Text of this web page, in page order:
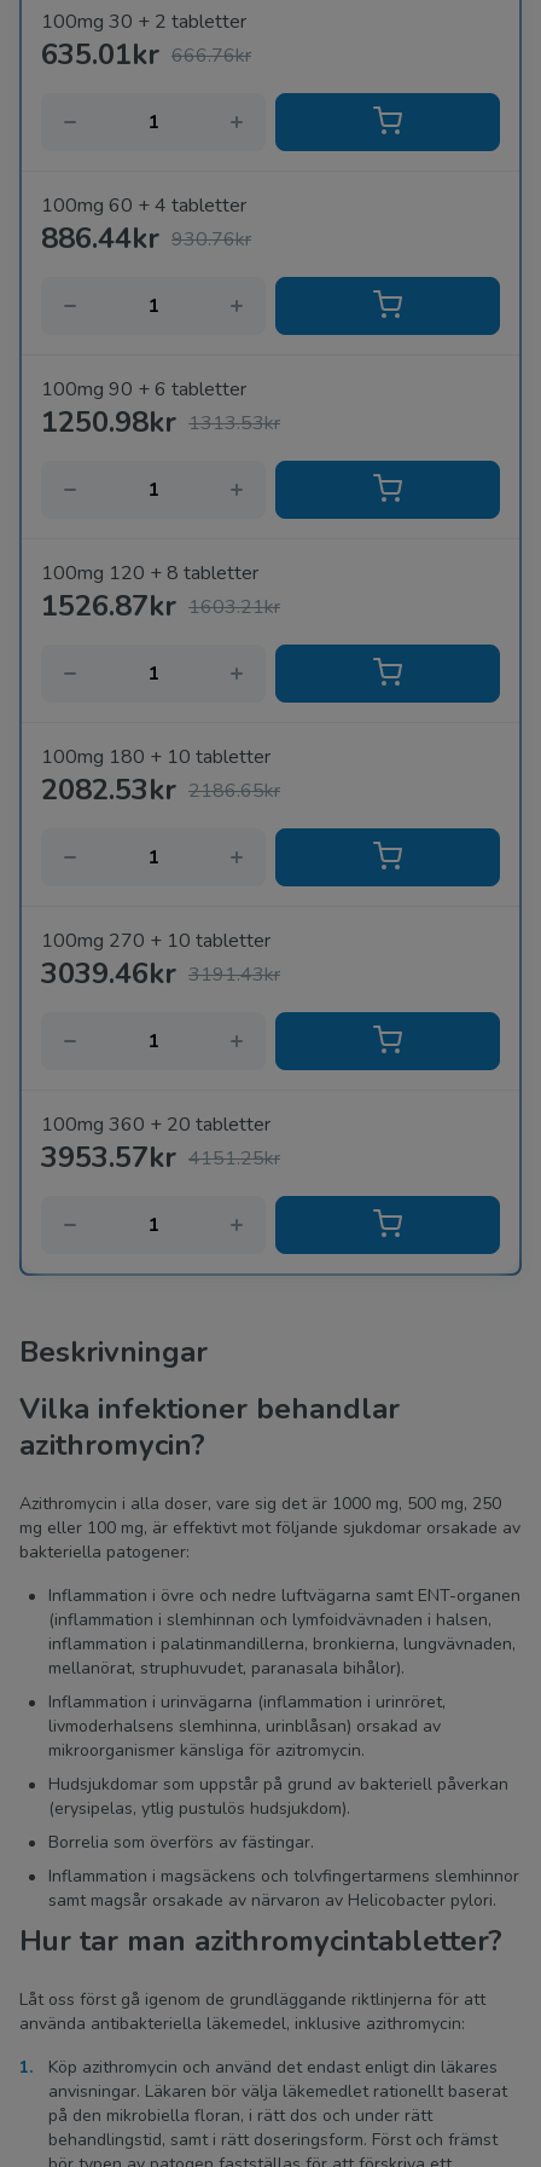
100mg 30 + 2 tabletter
635.01kr 666.76kr
100mg 60 + 4 tabletter
886.44kr 930.76kr
100mg 90 + 6 tabletter
1250.98kr 1313.53kr
100mg 120 + 8 tabletter
1526.87kr 1603.21kr
100mg 180 + 10 tabletter
2082.53kr 2186.65kr
100mg 270 + 10 tabletter
3039.46kr 3191.43kr
100mg 360 + 20 tabletter
3953.57kr 4151.25kr
Beskrivningar
Vilka infektioner behandlar
azithromycin?
Azithromycin i alla doser, vare sig det är 1000 mg, 500 mg, 250
mg eller 100 mg, är effektivt mot följande sjukdomar orsakade av
bakteriella patogener:
Inflammation i övre och nedre luftvägarna samt ENT-organen
(inflammation i slemhinnan och lymfoidvävnaden i halsen,
inflammation i palatinmandillerna, bronkierna, lungvävnaden,
mellanörat, struphuvudet, paranasala bihålor).
Inflammation i urinvägarna (inflammation i urinröret,
livmoderhalsens slemhinna, urinblåsan) orsakad av
mikroorganismer känsliga för azitromycin.
Hudsjukdomar som uppstår på grund av bakteriell påverkan
(erysipelas, ytlig pustulös hudsjukdom).
Borrelia som överförs av fästingar.
Inflammation i magsäckens och tolvfingertarmens slemhinnor
samt magsår orsakade av närvaron av Helicobacter pylori.
Hur tar man azithromycintabletter?
Låt oss först gå igenom de grundläggande riktlinjerna för att
använda antibakteriella läkemedel, inklusive azithromycin:
Köp azithromycin och använd det endast enligt din läkares
anvisningar. Läkaren bör välja läkemedlet rationellt baserat
på den mikrobiella floran, i rätt dos och under rätt
behandlingstid, samt i rätt doseringsform. Först och främst